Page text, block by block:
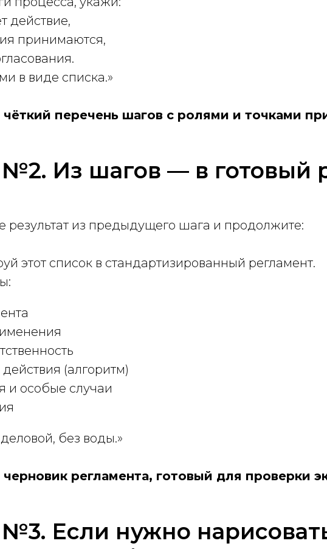
действие,
принимаются,
в виде списка.»
чёткий перечень шагов с ролями и точками
Из шагов — в готовый
результат из предыдущего шага и продолжите:
этот список в стандартизированный регламент.
(алгоритм)
и особые случаи
без воды.»
регламента, готовый для проверки
Если нужно